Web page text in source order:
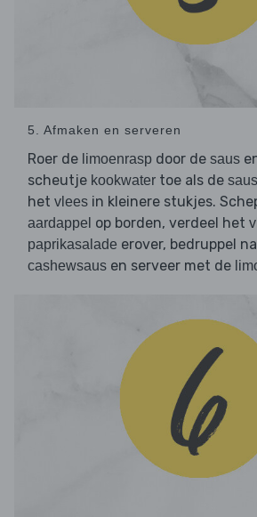
5. Afmaken en serveren
Roer de limoenrasp door de saus
scheutje kookwater toe als de saus
het vlees in kleinere stukjes.
aardappel op borden, verdeel het
paprikasalade erover, bedruppel
cashewsaus en serveer met de